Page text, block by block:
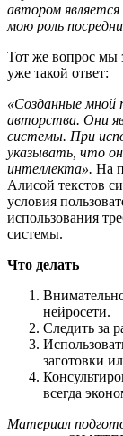
автором
мою роль
Тот же вопрос мы
уже такой ответ:
«Созданные
авторства. Они
системы. При
указывать, что
интеллекта». На
Алисой текстов
условия
использования
системы.
Что делать
нейросети.
Следить за
заготовки
всегда
Материал